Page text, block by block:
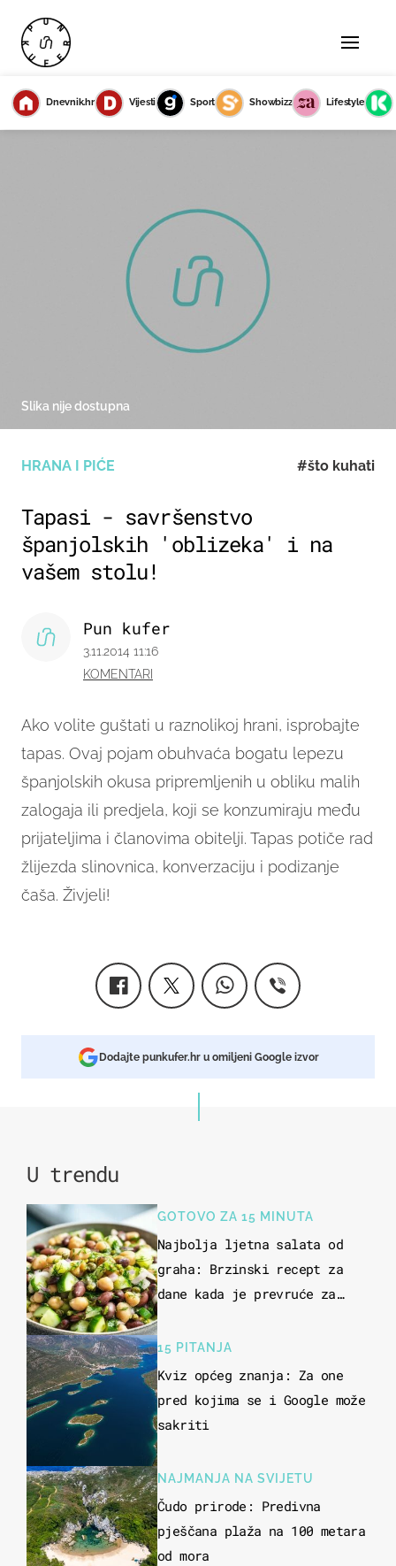
Dnevnik.hr Vijesti Sport Showbizz Lifestyle
HRANA I PIĆE #što kuhati
Tapasi - savršenstvo
španjolskih 'oblizeka' i na
vašem stolu!
Ako volite guštati u raznolikoj hrani, isprobajte
tapas. Ovaj pojam obuhvaća bogatu lepezu
španjolskih okusa pripremljenih u obliku malih
zalogaja ili predjela, koji se konzumiraju među
prijateljima i članovima obitelji. Tapas potiče rad
žlijezda slinovnica, konverzaciju i podizanje
čaša. Živjeli!
Pun kufer
3.11.2014 11:16
KOMENTARI
Slika nije dostupna
Dodajte punkufer.hr u omiljeni Google izvor
U trendu
GOTOVO ZA 15 MINUTA
Najbolja ljetna salata od
graha: Brzinski recept za
dane kada je prevruće za
15 PITANJA
Kviz općeg znanja: Za one
pred kojima se i Google može
sakriti
NAJMANJA NA SVIJETU
Čudo prirode: Predivna
pješčana plaža na 100 metara
od mora